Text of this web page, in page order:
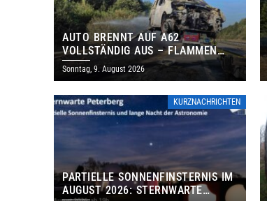
AUTO BRENNT AUF A62
VOLLSTÄNDIG AUS – FLAMMEN
GREIFEN AUF BÖSCHUNG ÜBER
Sonntag, 9. August 2026
KURZNACHRICHTEN
PARTIELLE SONNENFINSTERNIS IM
AUGUST 2026: STERNWARTE